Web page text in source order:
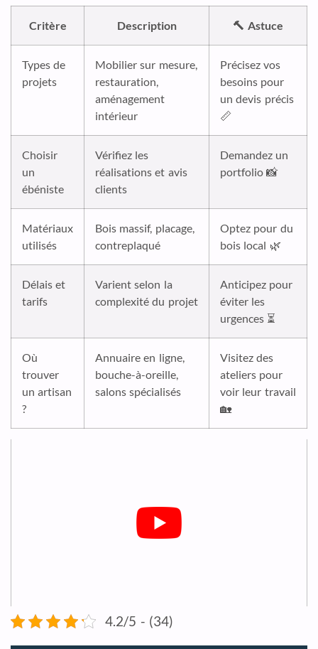
Critère Description 🔨 Astuce
Types de
projets
Mobilier sur mesure,
restauration,
aménagement
intérieur
Précisez vos
besoins pour
un devis précis
📏
Choisir
un
ébéniste
Vérifiez les
réalisations et avis
clients
Demandez un
portfolio 📸
Matériaux
utilisés
Bois massif, placage,
contreplaqué
Optez pour du
bois local 🌿
Délais et
tarifs
Varient selon la
complexité du projet
Anticipez pour
éviter les
urgences ⏳
Où
trouver
un artisan
?
Annuaire en ligne,
bouche-à-oreille,
salons spécialisés
Visitez des
ateliers pour
voir leur travail
🏡
4.2/5 - (34)